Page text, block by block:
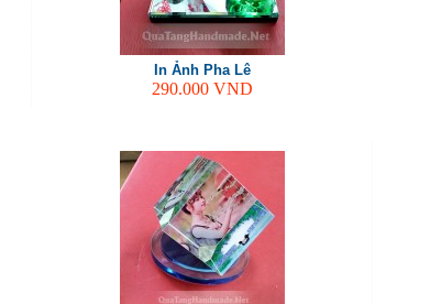
In Ảnh Pha Lê
290.000 VND